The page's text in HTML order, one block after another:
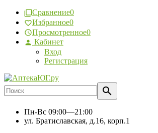
Сравнение0
Избранное0
Просмотренное0
Кабинет
Вход
Регистрация
Пн-Вс 09:00—21:00
ул. Братиславская, д.16, корп.1